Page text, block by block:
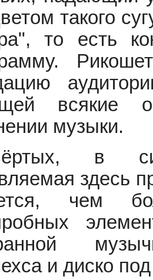
такого
то есть
всякие
музыки.
в
здесь
чем
и диско